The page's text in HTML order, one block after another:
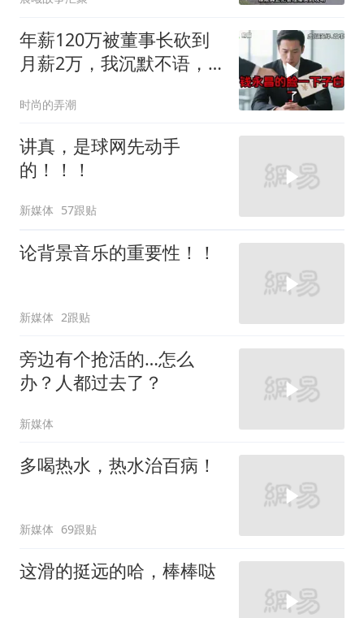
年薪120万被董事长砍到
月薪2万，我沉默不语，
我
时尚的弄潮
讲真，是球网先动手
的！！！
新媒体 57跟贴
论背景音乐的重要性！！
新媒体 2跟贴
旁边有个抢活的…怎么
办？人都过去了？
新媒体
多喝热水，热水治百病！
新媒体 69跟贴
这滑的挺远的哈，棒棒哒